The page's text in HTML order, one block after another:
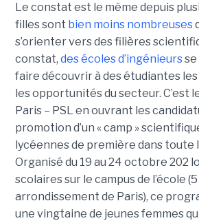
Le constat est le même depuis
filles sont bien moins nombreuses
s’orienter vers des filières
constat, des écoles d’ingénieursse
faire découvrir à des étudiantes
les opportunités du secteur. C’est le
Paris – PSL en ouvrant les
promotion d’un « camp »
lycéennes de première dans toute
Organisé du 19 au 24 octobre 202
scolaires sur le campus de l’école (5
arrondissement de Paris), ce
une vingtaine de jeunes femmes